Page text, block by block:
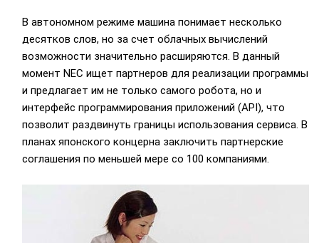
В автономном режиме машина понимает несколько
десятков слов, но за счет облачных вычислений
возможности значительно расширяются. В данный
момент NEC ищет партнеров для реализации программы
и предлагает им не только самого робота, но и
интерфейс программирования приложений (API), что
позволит раздвинуть границы использования сервиса. В
планах японского концерна заключить партнерские
соглашения по меньшей мере со 100 компаниями.